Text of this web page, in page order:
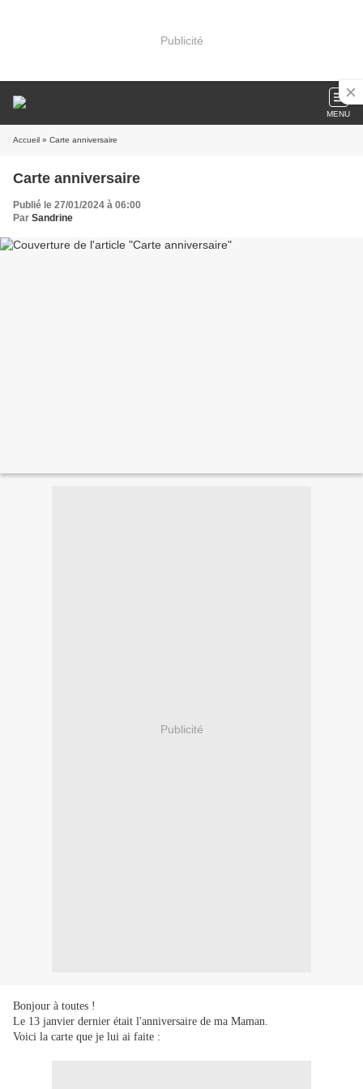
Publicité
MENU
Accueil » Carte anniversaire
Carte anniversaire
Publié le 27/01/2024 à 06:00
Par Sandrine
Publicité
Bonjour à toutes !
Le 13 janvier dernier était l'anniversaire de ma Maman.
Voici la carte que je lui ai faite :